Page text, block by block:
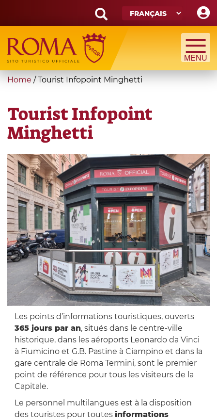
main
content
Search
form
Recherche
You
here
Home /Tourist Infopoint Minghetti
Tourist Infopoint
Minghetti
Les points d’informations touristiques, ouverts
365 jours par an, situés dans le centre-ville
historique, dans les aéroports Leonardo da Vinci
à Fiumicino et G.B. Pastine à Ciampino et dans la
gare centrale de Roma Termini, sont le premier
point de référence pour tous les visiteurs de la
Capitale.
Le personnel multilangues est à la disposition
des touristes pour toutes informations